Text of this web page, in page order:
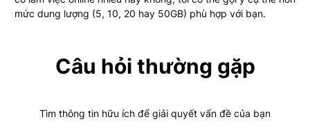
mức dung lượng (5, 10, 20 hay 50GB) phù hợp với bạn.
Câu hỏi thường gặp
Tìm thông tin hữu ích để giải quyết vấn đề của bạn